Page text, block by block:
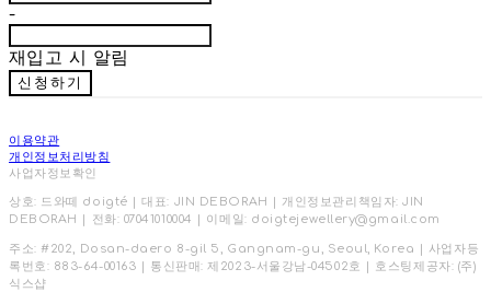
-
재입고 시 알림
신청하기
이용약관
개인정보처리방침
사업자정보확인
상호: 드와떼 doigté | 대표: JIN DEBORAH | 개인정보관리책임자: JIN
DEBORAH | 전화: 07041010004 | 이메일: doigtejewellery@gmail.com
주소: #202, Dosan-daero 8-gil 5, Gangnam-gu, Seoul, Korea | 사업자등
록번호: 883-64-00163 | 통신판매:제2023-서울강남-04502호
| 호스팅제공자: (주)
식스샵